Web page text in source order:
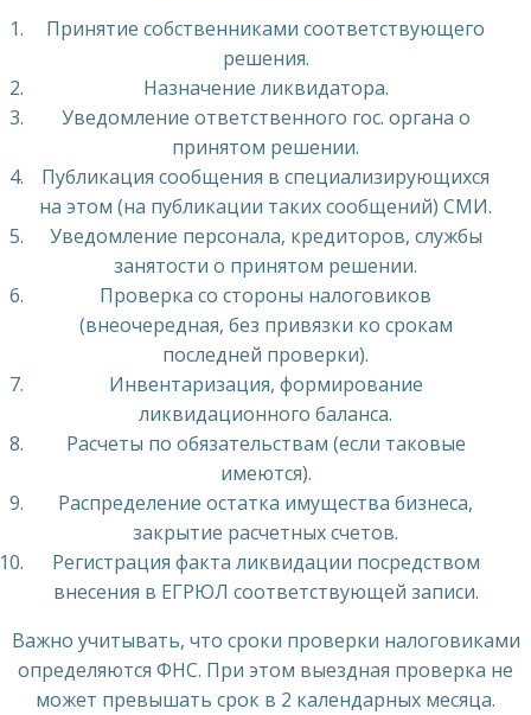
Принятие собственниками соответствующего
решения.
Назначение ликвидатора.
Уведомление ответственного гос. органа о
принятом решении.
Публикация сообщения в специализирующихся
на этом (на публикации таких сообщений) СМИ.
Уведомление персонала, кредиторов, службы
занятости о принятом решении.
Проверка со стороны налоговиков
(внеочередная, без привязки ко срокам
последней проверки).
Инвентаризация, формирование
ликвидационного баланса.
Расчеты по обязательствам (если таковые
имеются).
Распределение остатка имущества бизнеса,
закрытие расчетных счетов.
Регистрация факта ликвидации посредством
внесения в ЕГРЮЛ соответствующей записи.
Важно учитывать, что сроки проверки налоговиками
определяются ФНС. При этом выездная проверка не
может превышать срок в 2 календарных месяца.